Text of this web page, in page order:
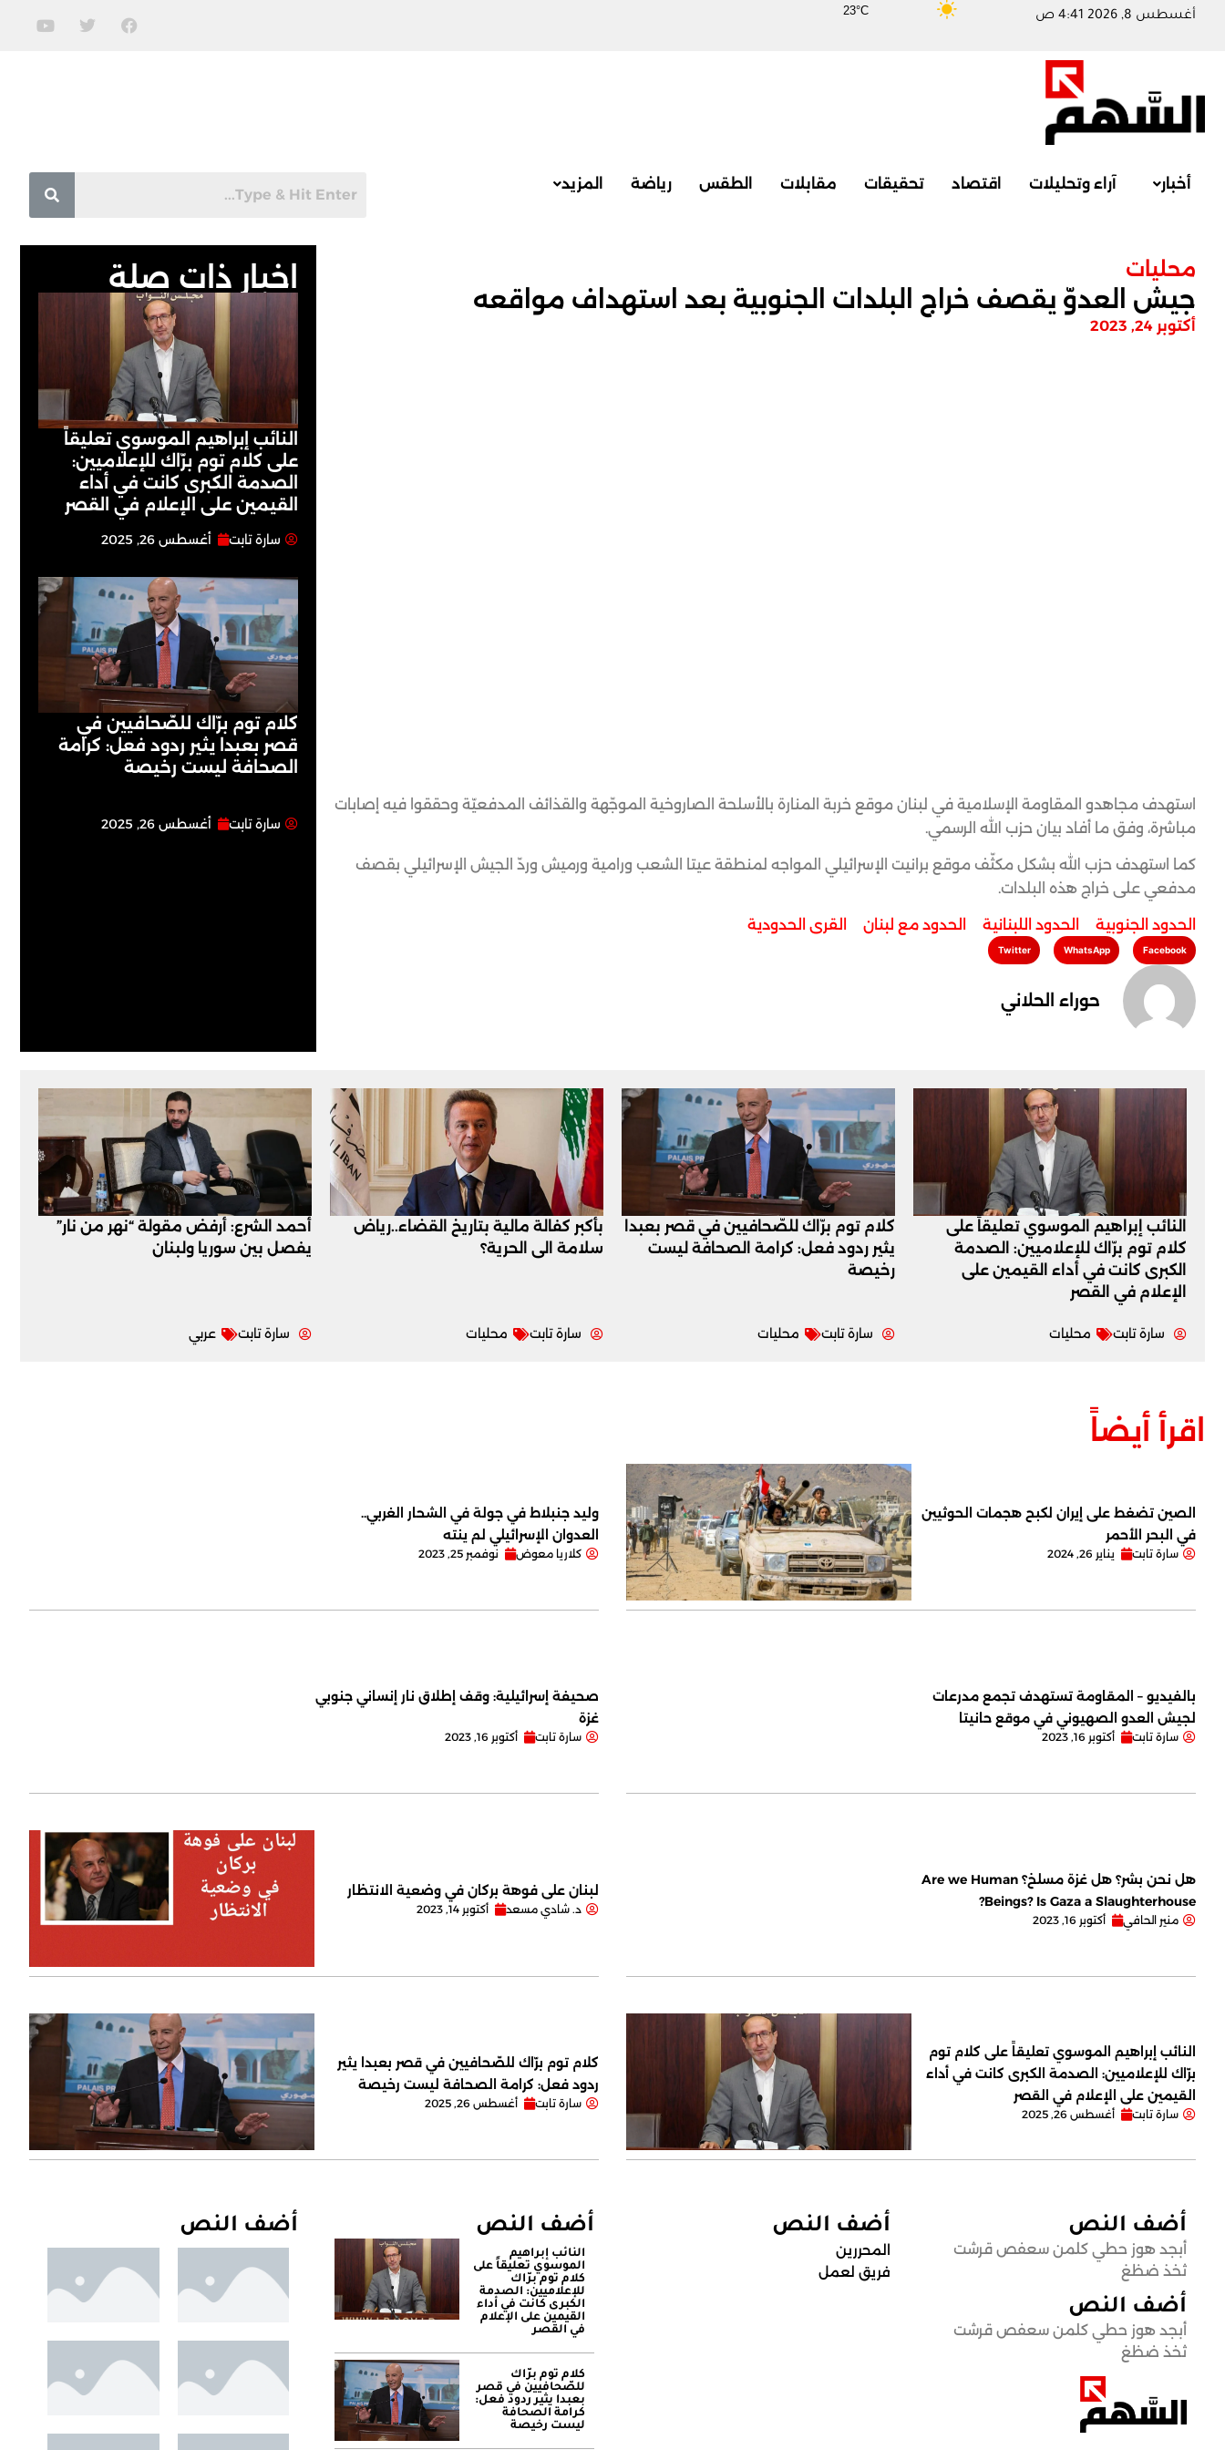
23°C أغسطس 8, 2026 4:41 ص
أخبار آراء وتحليلات اقتصاد تحقيقات مقابلات الطقس رياضة المزيد
اخبار ذات صلة
النائب إبراهيم الموسوي تعليقاً
على كلام توم برّاك للإعلاميين:
الصدمة الكبرى كانت في أداء
القيمين على ‏الإعلام في القصر
سارة تابت أغسطس 26, 2025
كلام توم برّاك للصّحافيين في
قصر بعبدا يثير ردود فعل: كرامة
الصحافة ليست رخيصة
سارة تابت أغسطس 26, 2025
محليات
جيش العدوّ يقصف خراج البلدات الجنوبية بعد استهداف مواقعه
أكتوبر 24, 2023
استهدف مجاهدو المقاومة الإسلامية في لبنان موقع خربة المنارة بالأسلحة الصاروخية الموجّهة والقذائف المدفعيّة وحققوا فيه إصابات
مباشرة، وفق ما أفاد بيان حزب الله الرسمي.
كما استهدف حزب الله بشكل مكثّف موقع برانيت الإسرائيلي المواجه لمنطقة عيتا الشعب ورامية ورميش وردّ الجيش الإسرائيلي بقصف
مدفعي على خراج هذه البلدات.
الحدود الجنوبية الحدود اللبنانية الحدود مع لبنان القرى الحدودية
Facebook
WhatsApp
Twitter
حوراء الحلاني
النائب إبراهيم الموسوي تعليقاً على
كلام توم برّاك للإعلاميين: الصدمة
الكبرى كانت في أداء القيمين على
‏الإعلام في القصر
سارة تابت محليات
كلام توم برّاك للصّحافيين في قصر بعبدا
يثير ردود فعل: كرامة الصحافة ليست
رخيصة
سارة تابت محليات
بأكبر كفالة مالية بتاريخ القضاء..رياض
سلامة الى الحرية؟
سارة تابت محليات
أحمد الشرع: أرفض مقولة “نهر من نار”
يفصل بين سوريا ولبنان
سارة تابت عربي
اقرأ أيضاً
الصين تضغط على إيران لكبح هجمات الحوثيين
في البحر الأحمر
سارة تابت يناير 26, 2024
وليد جنبلاط في جولة في الشحار الغربي..
العدوان الإسرائيلي لم ينته
كلاريا معوض نوفمبر 25, 2023
بالفيديو – المقاومة تستهدف تجمع مدرعات
لجيش العدو الصهيوني في موقع حانيتا
سارة تابت أكتوبر 16, 2023
صحيفة إسرائيلية: وقف إطلاق نار إنساني جنوبي
غزة
سارة تابت أكتوبر 16, 2023
هل نحن بشر؟ هل غزة مسلخ؟ Are we Human
Beings? Is Gaza a Slaughterhouse?
منير الحافي أكتوبر 16, 2023
لبنان على فوهة بركان في وضعية الانتظار
د. شادي مسعد أكتوبر 14, 2023
النائب إبراهيم الموسوي تعليقاً على كلام توم
برّاك للإعلاميين: الصدمة الكبرى كانت في أداء
القيمين على ‏الإعلام في القصر
سارة تابت أغسطس 26, 2025
كلام توم برّاك للصّحافيين في قصر بعبدا يثير
ردود فعل: كرامة الصحافة ليست رخيصة
سارة تابت أغسطس 26, 2025
أضف النص
أبجد هوز حطي كلمن سعفص قرشت
ثخذ ضظغ
أضف النص
أبجد هوز حطي كلمن سعفص قرشت
ثخذ ضظغ
أضف النص
المحررين
فريق لعمل
أضف النص
النائب إبراهيم
الموسوي تعليقاً على
كلام توم برّاك
للإعلاميين: الصدمة
الكبرى كانت في أداء
القيمين على ‏الإعلام
في القصر
كلام توم برّاك
للصّحافيين في قصر
بعبدا يثير ردود فعل:
كرامة الصحافة
ليست رخيصة
أضف النص